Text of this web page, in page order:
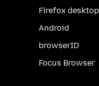
Firefox desktop
Android
browserID
Focus Browser